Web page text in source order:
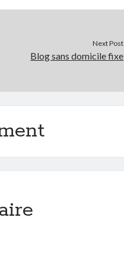
Next Post
Blog sans domicile fixe